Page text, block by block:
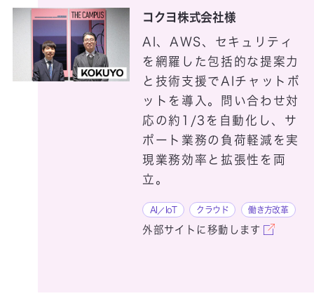
Engineering Portal Server 5.5
コクヨ株式会社様
AI、AWS、セキュリティ
を網羅した包括的な提案力
と技術支援でAIチャットボ
ットを導入。問い合わせ対
応の約1/3を自動化し、サ
ポート業務の負荷軽減を実
現業務効率と拡張性を両
立。
AI／IoT クラウド 働き方改革
外部サイトに移動します